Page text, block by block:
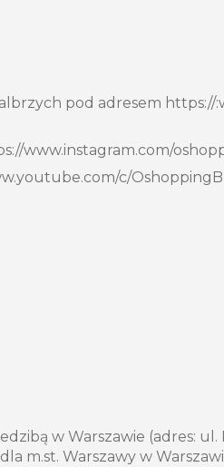
pod adresem https://
www.instagram.com/
c/
w Warszawie (adres:
Warszawy w